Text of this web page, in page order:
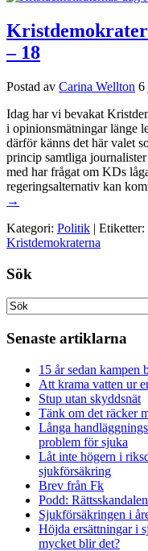
– 18
Postad av Carina Wellton 6
Idag har vi bevakat
i opinionsmätningar länge
därför känns det här valet
princip samtliga
med har frågat om KDs
regeringsalternativ kan
→
Kategori: Politik | Etiketter:
Kristdemokraterna
Sök
Senaste artiklarna
15 år sedan kampen
Att krama vatten ur
Stup utan skyddsnät
Tänk om det räcker
Långa
problem för sjuka
Låt inte högern i
sjukförsäkring
Brev från Fk
Podd:
Sjukförsäkringen i
Höjda ersättningar i
mycket blir det?